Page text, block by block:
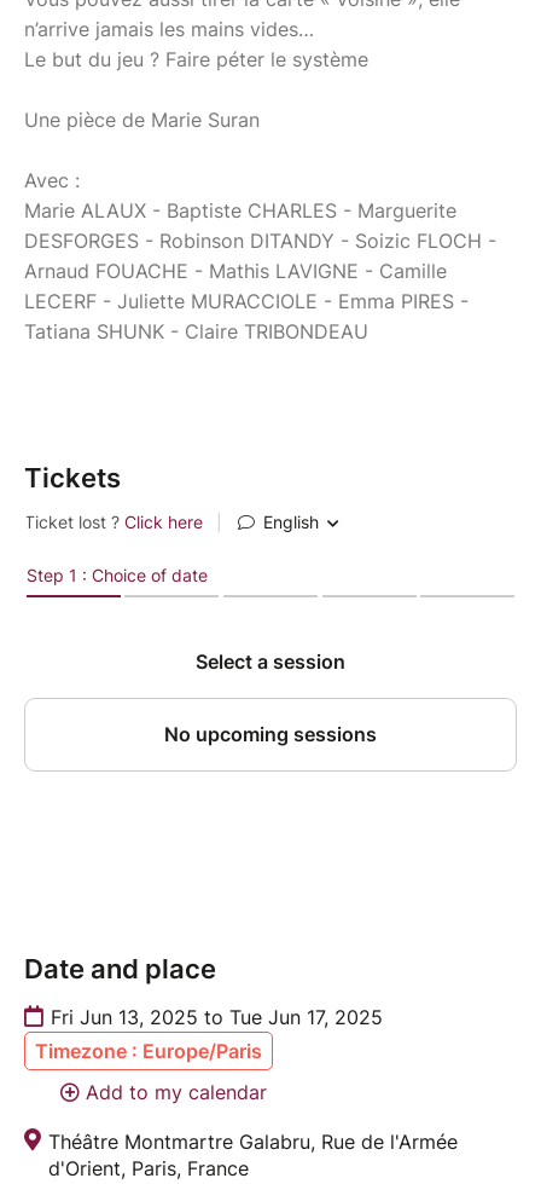
n’arrive jamais les mains vides…
Le but du jeu ? Faire péter le système
Une pièce de Marie Suran
Avec :
Marie ALAUX - Baptiste CHARLES - Marguerite
DESFORGES - Robinson DITANDY - Soizic FLOCH -
Arnaud FOUACHE - Mathis LAVIGNE - Camille
LECERF - Juliette MURACCIOLE - Emma PIRES -
Tatiana SHUNK - Claire TRIBONDEAU
Tickets
Date and place
Fri Jun 13, 2025 to Tue Jun 17, 2025
Timezone : Europe/Paris
Add to my calendar
Théâtre Montmartre Galabru, Rue de l'Armée
d'Orient, Paris, France